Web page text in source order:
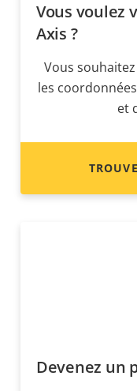
Vous voulez
Axis ?
Vous
les
et
Devenez un